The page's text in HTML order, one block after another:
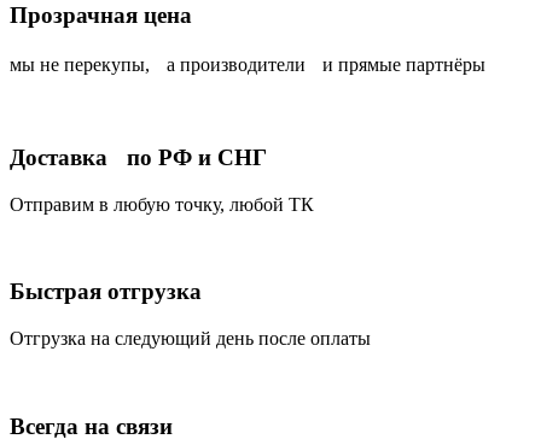
Прозрачная цена
мы не перекупы, а производители и прямые партнёры
Доставка по РФ и СНГ
Отправим в любую точку, любой ТК
Быстрая отгрузка
Отгрузка на следующий день после оплаты
Всегда на связи